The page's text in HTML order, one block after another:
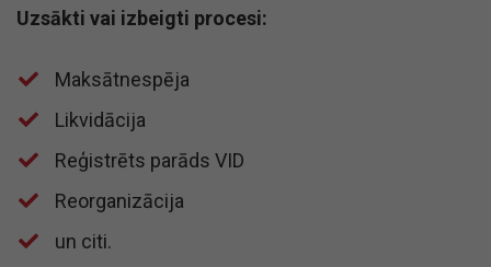
Uzsākti vai izbeigti procesi:
Maksātnespēja
​Likvidācija
​Reģistrēts parāds VID
​Reorganizācija
​un citi.